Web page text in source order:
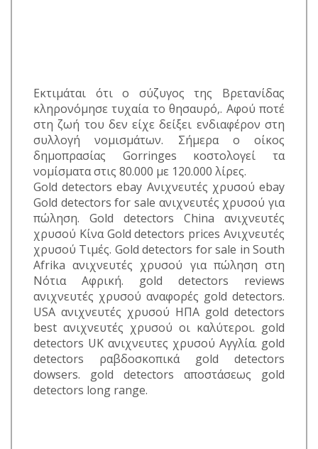
Εκτιμάται ότι ο σύζυγος της Βρετανίδας
κληρονόμησε τυχαία το θησαυρό,. Αφού ποτέ
στη ζωή του δεν είχε δείξει ενδιαφέρον στη
συλλογή νομισμάτων. Σήμερα ο οίκος
δημοπρασίας Gorringes κοστολογεί τα
νομίσματα στις 80.000 με 120.000 λίρες.
Gold detectors ebay Ανιχνευτές χρυσού ebay
Gold detectors for sale ανιχνευτές χρυσού για
πώληση. Gold detectors China ανιχνευτές
χρυσού Κίνα Gold detectors prices Ανιχνευτές
χρυσού Τιμές. Gold detectors for sale in South
Afrika ανιχνευτές χρυσού για πώληση στη
Νότια Αφρική. gold detectors reviews
ανιχνευτές χρυσού αναφορές gold detectors.
USA ανιχνευτές χρυσού ΗΠΑ gold detectors
best ανιχνευτές χρυσού οι καλύτεροι. gold
detectors UK ανιχνευτες χρυσού Αγγλία. gold
detectors ραβδοσκοπικά gold detectors
dowsers. gold detectors αποστάσεως gold
detectors long range.